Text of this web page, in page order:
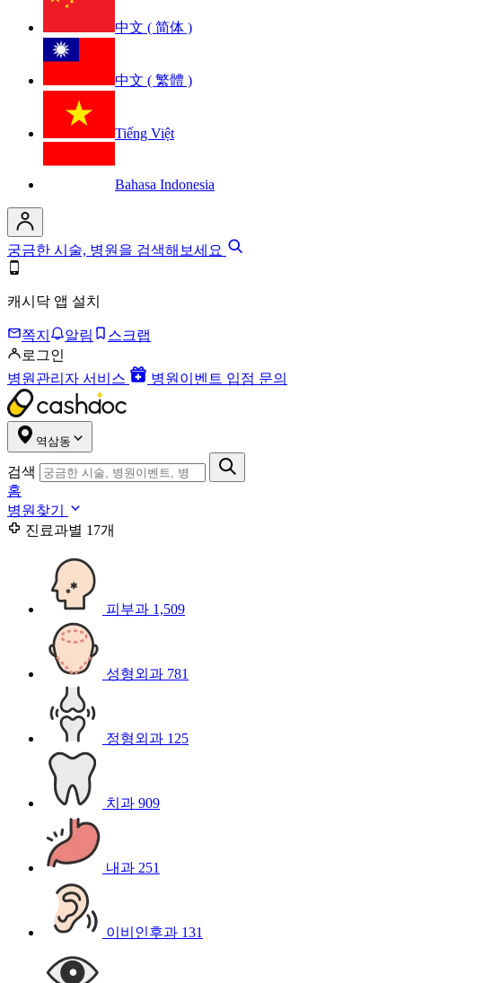
中文 ( 简体 )
中文 ( 繁體 )
Tiếng Việt
Bahasa Indonesia
궁금한 시술, 병원을 검색해보세요
캐시닥 앱 설치
쪽지 알림
스크랩
로그인
병원관리자 서비스
병원이벤트 입점 문의
역삼동
검색
홈
병원찾기
진료과별 17개
피부과 1,509
성형외과 781
정형외과 125
치과 909
내과 251
이비인후과 131